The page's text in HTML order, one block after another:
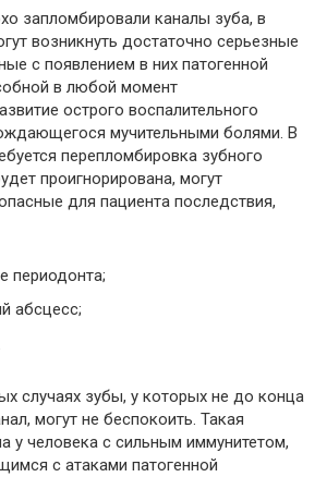
запломбировали каналы зуба, в
возникнуть достаточно серьезные
с появлением в них патогенной
в любой момент
острого воспалительного
мучительными болями. В
перепломбировка зубного
проигнорирована, могут
для пациента последствия,
периодонта;
абсцесс;
случаях зубы, у которых не до конца
могут не беспокоить. Такая
у человека с сильным иммунитетом,
с атаками патогенной